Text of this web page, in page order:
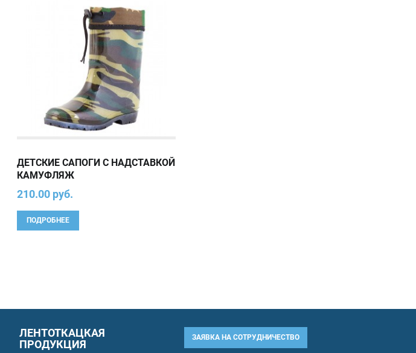
ДЕТСКИЕ САПОГИ С НАДСТАВКОЙ
КАМУФЛЯЖ
210.00 руб.
ПОДРОБНЕЕ
ЛЕНТОТКАЦКАЯ
ПРОДУКЦИЯ
ЗАЯВКА НА СОТРУДНИЧЕСТВО